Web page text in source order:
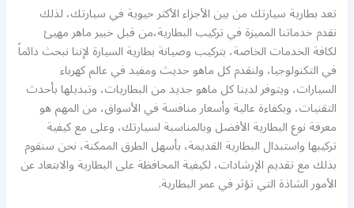
تعد بطارية سيارتك من بين الأجزاء الأكثر حيوية في سيارتك، لذلك
نقدم خدماتنا المميزة في تركيب البطارية،من قبل خبير ماهر مهيئ
لكافة الخدمات الخاصة، بتركيب وصيانة بطارية السيارة لإننا نبحث دائماً
في التكنولوجيا، ولنقدم كل ماهو حديث ومفيد في عالم كهرباء
السيارات، ويتوفر لدينا كل ماهو جديد من البطاريات، وتبديلها بأحدث
التقنيات، وبكفاءة عالية وأسعار منافسة في الأسواق، من المهم هو
معرفة نوع البطارية الأفضل وبالمناسبة لسيارتك، وعلى مع كيفية
تركيبها واستبدال البطارية القديمة، بأسهل الطرق الممكنة، نحن سنقوم
بذلك مع تقديم الإرشادات، لكيفية المحافظة على البطارية والابتعاد عن
الأمور الشاذة التي تؤثر في عمر البطارية.